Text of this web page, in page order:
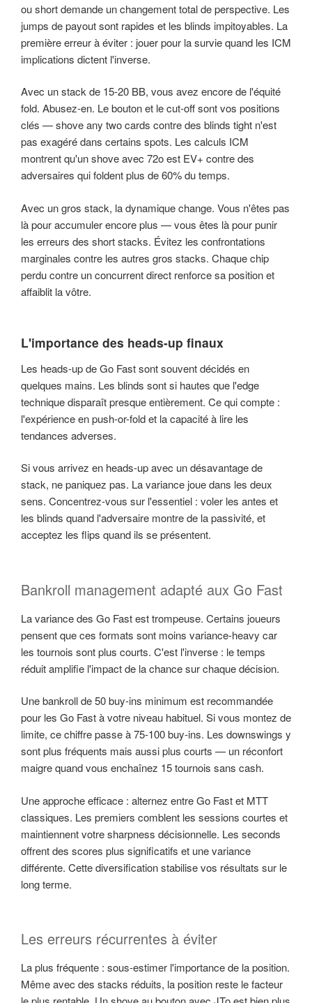
ou short demande un changement total de perspective. Les
jumps de payout sont rapides et les blinds impitoyables. La
première erreur à éviter : jouer pour la survie quand les ICM
implications dictent l'inverse.
Avec un stack de 15-20 BB, vous avez encore de l'équité
fold. Abusez-en. Le bouton et le cut-off sont vos positions
clés — shove any two cards contre des blinds tight n'est
pas exagéré dans certains spots. Les calculs ICM
montrent qu'un shove avec 72o est EV+ contre des
adversaires qui foldent plus de 60% du temps.
Avec un gros stack, la dynamique change. Vous n'êtes pas
là pour accumuler encore plus — vous êtes là pour punir
les erreurs des short stacks. Évitez les confrontations
marginales contre les autres gros stacks. Chaque chip
perdu contre un concurrent direct renforce sa position et
affaiblit la vôtre.
L'importance des heads-up finaux
Les heads-up de Go Fast sont souvent décidés en
quelques mains. Les blinds sont si hautes que l'edge
technique disparaît presque entièrement. Ce qui compte :
l'expérience en push-or-fold et la capacité à lire les
tendances adverses.
Si vous arrivez en heads-up avec un désavantage de
stack, ne paniquez pas. La variance joue dans les deux
sens. Concentrez-vous sur l'essentiel : voler les antes et
les blinds quand l'adversaire montre de la passivité, et
acceptez les flips quand ils se présentent.
Bankroll management adapté aux Go Fast
La variance des Go Fast est trompeuse. Certains joueurs
pensent que ces formats sont moins variance-heavy car
les tournois sont plus courts. C'est l'inverse : le temps
réduit amplifie l'impact de la chance sur chaque décision.
Une bankroll de 50 buy-ins minimum est recommandée
pour les Go Fast à votre niveau habituel. Si vous montez de
limite, ce chiffre passe à 75-100 buy-ins. Les downswings y
sont plus fréquents mais aussi plus courts — un réconfort
maigre quand vous enchaînez 15 tournois sans cash.
Une approche efficace : alternez entre Go Fast et MTT
classiques. Les premiers comblent les sessions courtes et
maintiennent votre sharpness décisionnelle. Les seconds
offrent des scores plus significatifs et une variance
différente. Cette diversification stabilise vos résultats sur le
long terme.
Les erreurs récurrentes à éviter
La plus fréquente : sous-estimer l'importance de la position.
Même avec des stacks réduits, la position reste le facteur